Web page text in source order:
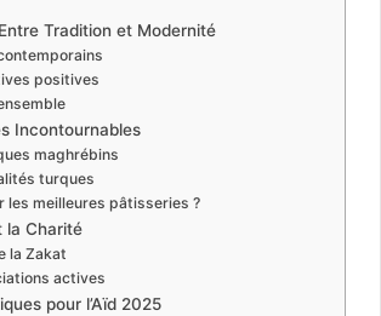
Tradition et Modernité
positives
Incontournables
maghrébins
turques
les meilleures pâtisseries ?
la Charité
la Zakat
actives
pour l’Aïd 2025